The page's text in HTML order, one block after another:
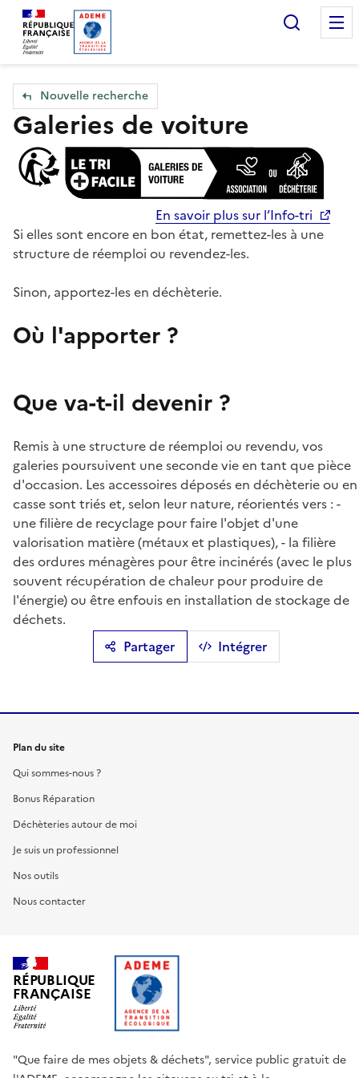
Accueil — Que Faire de mes objets & déchets
Nouvelle recherche
Galeries de voiture
En savoir plus sur l’Info-tri
Partager Intégrer
Si elles sont encore en bon état, remettez-les à une
structure de réemploi ou revendez-les.
Sinon, apportez-les en déchèterie.
Où l'apporter ?
Que va-t-il devenir ?
Remis à une structure de réemploi ou revendu, vos
galeries poursuivent une seconde vie en tant que pièce
d'occasion. Les accessoires déposés en déchèterie ou en
casse sont triés et, selon leur nature, réorientés vers : -
une filière de recyclage pour faire l'objet d'une
valorisation matière (métaux et plastiques), - la filière
des ordures ménagères pour être incinérés (avec le plus
souvent récupération de chaleur pour produire de
l'énergie) ou être enfouis en installation de stockage de
déchets.
Plan du site
Qui sommes-nous ?
Bonus Réparation
Déchèteries autour de moi
Je suis un professionnel
Nos outils
Nous contacter
RÉPUBLIQUE
FRANÇAISE
"Que faire de mes objets & déchets", service public gratuit de